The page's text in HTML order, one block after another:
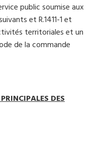
public soumise aux
et R.1411-1 et
territoriales et un
de la commande
DES